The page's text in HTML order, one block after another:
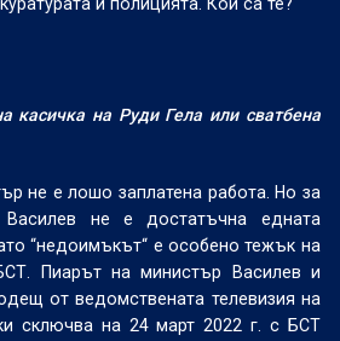
касичка на Руди Гела или сватбена
не е лошо заплатена работа. Но за
не е достатъчна едната
“недоимъкът“ е особено тежък на
Пиарът на министър Василев и
от ведомствената телевизия на
сключва на 24 март 2022 г. с БСТ